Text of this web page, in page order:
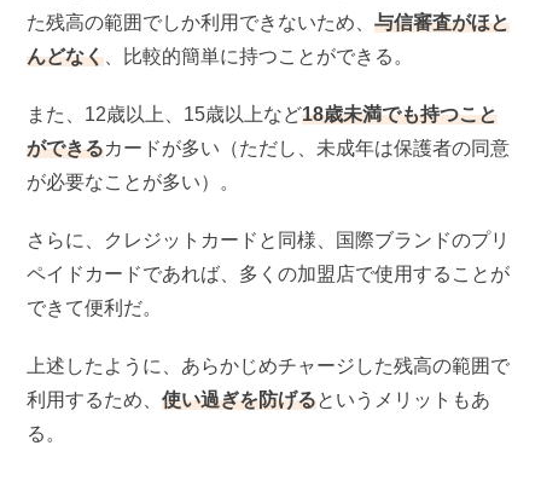
た残高の範囲でしか利用できないため、 与信審査がほと
んどなく、比較的簡単に持つことができる。
また、12歳以上、15歳以上など18歳未満でも持つこと
ができるカードが多い（ただし、未成年は保護者の同意
が必要なことが多い）。
さらに、クレジットカードと同様、国際ブランドのプリ
ペイドカードであれば、多くの加盟店で使用することが
できて便利だ。
上述したように、あらかじめチャージした残高の範囲で
利用するため、 使い過ぎを防げるというメリットもあ
る。